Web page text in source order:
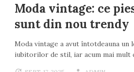
Moda vintage: ce
sunt din nou trendy
Moda vintage a avut întotdeauna un
iubitorilor de stil, iar acum mai mult